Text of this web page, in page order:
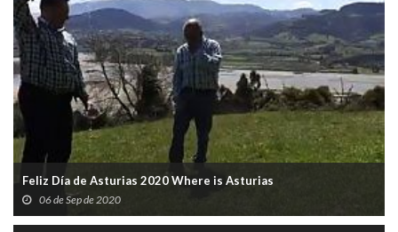
Feliz Día de Asturias 2020 Where is Asturias
06 de Sep de 2020